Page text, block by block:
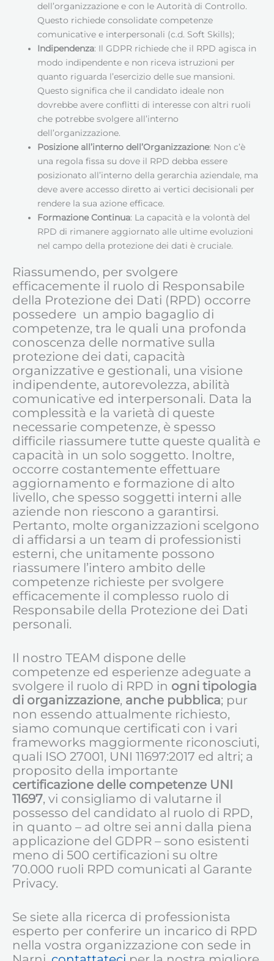
dell’organizzazione e con le Autorità di Controllo.
Questo richiede consolidate competenze
comunicative e interpersonali (c.d. Soft Skills);
Indipendenza: Il GDPR richiede che il RPD agisca in
modo indipendente e non riceva istruzioni per
quanto riguarda l’esercizio delle sue mansioni.
Questo significa che il candidato ideale non
dovrebbe avere conflitti di interesse con altri ruoli
che potrebbe svolgere all’interno
dell’organizzazione.
Posizione all’interno dell’Organizzazione: Non c’è
una regola fissa su dove il RPD debba essere
posizionato all’interno della gerarchia aziendale, ma
deve avere accesso diretto ai vertici decisionali per
rendere la sua azione efficace.
Formazione Continua: La capacità e la volontà del
RPD di rimanere aggiornato alle ultime evoluzioni
nel campo della protezione dei dati è cruciale.
Riassumendo, per svolgere
efficacemente il ruolo di Responsabile
della Protezione dei Dati (RPD) occorre
possedere un ampio bagaglio di
competenze, tra le quali una profonda
conoscenza delle normative sulla
protezione dei dati, capacità
organizzative e gestionali, una visione
indipendente, autorevolezza, abilità
comunicative ed interpersonali. Data la
complessità e la varietà di queste
necessarie competenze, è spesso
difficile riassumere tutte queste qualità e
capacità in un solo soggetto. Inoltre,
occorre costantemente effettuare
aggiornamento e formazione di alto
livello, che spesso soggetti interni alle
aziende non riescono a garantirsi.
Pertanto, molte organizzazioni scelgono
di affidarsi a un team di professionisti
esterni, che unitamente possono
riassumere l’intero ambito delle
competenze richieste per svolgere
efficacemente il complesso ruolo di
Responsabile della Protezione dei Dati
personali.
Il nostro TEAM dispone delle
competenze ed esperienze adeguate a
svolgere il ruolo di RPD in ogni tipologia
di organizzazione, anche pubblica; pur
non essendo attualmente richiesto,
siamo comunque certificati con i vari
frameworks maggiormente riconosciuti,
quali ISO 27001, UNI 11697:2017 ed altri; a
proposito della importante
certificazione delle competenze UNI
11697, vi consigliamo di valutarne il
possesso del candidato al ruolo di RPD,
in quanto – ad oltre sei anni dalla piena
applicazione del GDPR – sono esistenti
meno di 500 certificazioni su oltre
70.000 ruoli RPD comunicati al Garante
Privacy.
Se siete alla ricerca di professionista
esperto per conferire un incarico di RPD
nella vostra organizzazione con sede in